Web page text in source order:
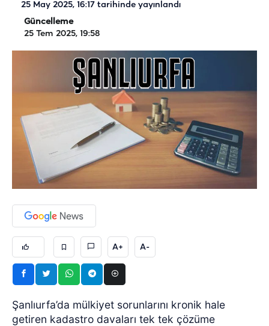
25 May 2025, 16:17 tarihinde yayınlandı
Güncelleme
25 Tem 2025, 19:58
A+ A-
Şanlıurfa’da mülkiyet sorunlarını kronik hale
getiren kadastro davaları tek tek çözüme